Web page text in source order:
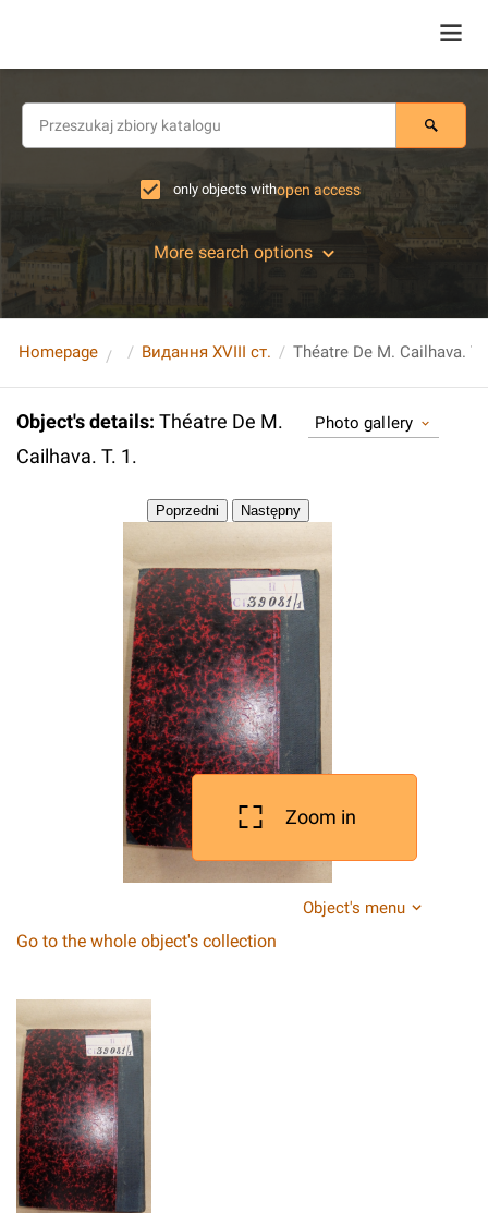
only objects withopen access
More search options
Homepage Видання XVIII ст. Théatre De M. Cailhava. T.
Object's details: Théatre De M.
Cailhava. T. 1.
Photo gallery
Zoom in
Object's menu
Go to the whole object's collection